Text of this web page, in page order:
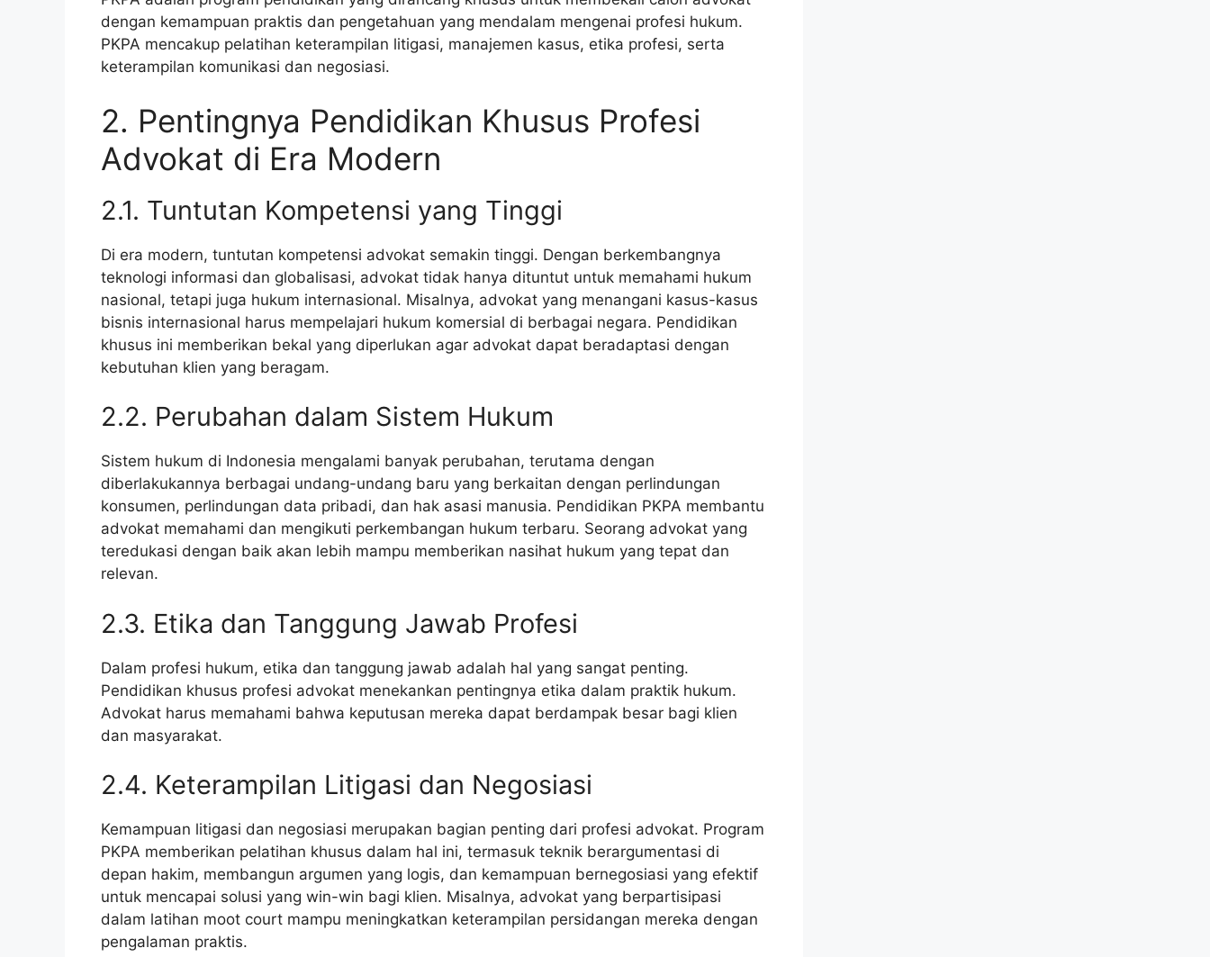
dengan kemampuan praktis dan pengetahuan yang mendalam mengenai profesi hukum.
PKPA mencakup pelatihan keterampilan litigasi, manajemen kasus, etika profesi, serta
keterampilan komunikasi dan negosiasi.
2. Pentingnya Pendidikan Khusus Profesi
Advokat di Era Modern
2.1. Tuntutan Kompetensi yang Tinggi
Di era modern, tuntutan kompetensi advokat semakin tinggi. Dengan berkembangnya
teknologi informasi dan globalisasi, advokat tidak hanya dituntut untuk memahami hukum
nasional, tetapi juga hukum internasional. Misalnya, advokat yang menangani kasus-kasus
bisnis internasional harus mempelajari hukum komersial di berbagai negara. Pendidikan
khusus ini memberikan bekal yang diperlukan agar advokat dapat beradaptasi dengan
kebutuhan klien yang beragam.
2.2. Perubahan dalam Sistem Hukum
Sistem hukum di Indonesia mengalami banyak perubahan, terutama dengan
diberlakukannya berbagai undang-undang baru yang berkaitan dengan perlindungan
konsumen, perlindungan data pribadi, dan hak asasi manusia. Pendidikan PKPA membantu
advokat memahami dan mengikuti perkembangan hukum terbaru. Seorang advokat yang
teredukasi dengan baik akan lebih mampu memberikan nasihat hukum yang tepat dan
relevan.
2.3. Etika dan Tanggung Jawab Profesi
Dalam profesi hukum, etika dan tanggung jawab adalah hal yang sangat penting.
Pendidikan khusus profesi advokat menekankan pentingnya etika dalam praktik hukum.
Advokat harus memahami bahwa keputusan mereka dapat berdampak besar bagi klien
dan masyarakat.
2.4. Keterampilan Litigasi dan Negosiasi
Kemampuan litigasi dan negosiasi merupakan bagian penting dari profesi advokat. Program
PKPA memberikan pelatihan khusus dalam hal ini, termasuk teknik berargumentasi di
depan hakim, membangun argumen yang logis, dan kemampuan bernegosiasi yang efektif
untuk mencapai solusi yang win-win bagi klien. Misalnya, advokat yang berpartisipasi
dalam latihan moot court mampu meningkatkan keterampilan persidangan mereka dengan
pengalaman praktis.